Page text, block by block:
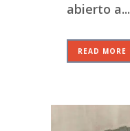
abierto a...
READ MORE